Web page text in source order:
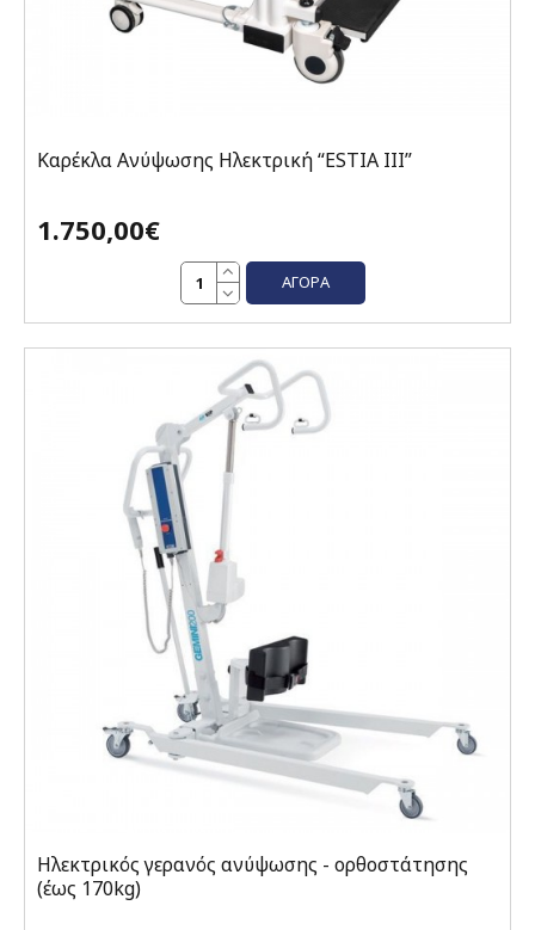
Καρέκλα Ανύψωσης Ηλεκτρική “ESTIA III”
1.750,00€
ΑΓΟΡΆ
Ηλεκτρικός γερανός ανύψωσης - ορθοστάτησης
(έως 170kg)